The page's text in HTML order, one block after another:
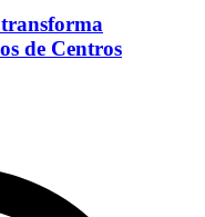
de Centros